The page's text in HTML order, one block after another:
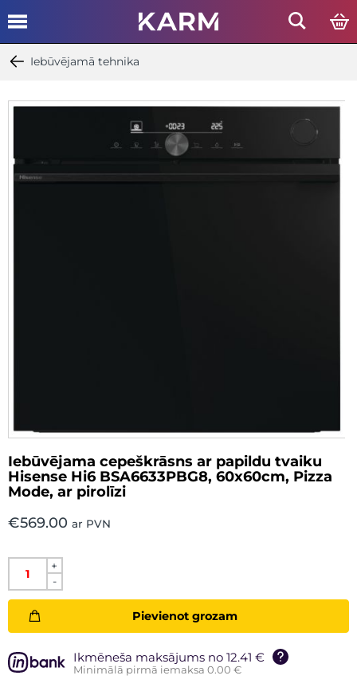
Iebūvējamā tehnika
Iebūvējama cepeškrāsns ar papildu tvaiku
Hisense Hi6 BSA6633PBG8, 60x60cm, Pizza
Mode, ar pirolīzi
€569.00 ar PVN
+
-
Pievienot grozam
Ikmēneša maksājums no 12.41 €
Minimālā pirmā iemaksa 0.00 €